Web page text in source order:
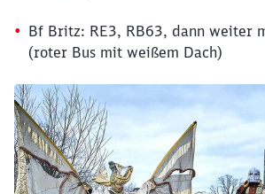
Bf Britz: RE3, RB63, dann weiter
(roter Bus mit weißem Dach)